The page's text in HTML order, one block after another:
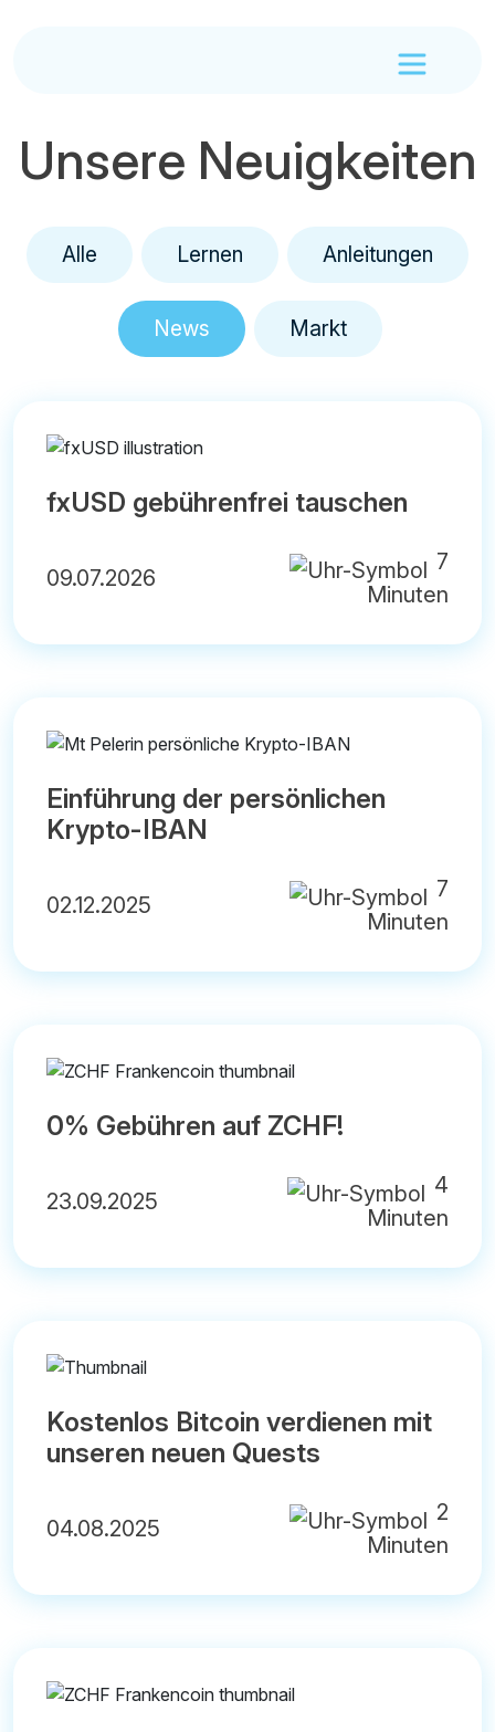
Unsere Neuigkeiten
Alle Lernen Anleitungen
News Markt
fxUSD gebührenfrei tauschen
09.07.2026
7
Minuten
Einführung der persönlichen
Krypto-IBAN
02.12.2025
7
Minuten
0% Gebühren auf ZCHF!
23.09.2025
4
Minuten
Kostenlos Bitcoin verdienen mit
unseren neuen Quests
04.08.2025
2
Minuten